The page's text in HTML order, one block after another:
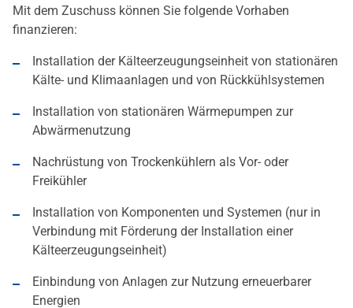
Mit dem Zuschuss können Sie folgende Vorhaben
finanzieren:
Installation der Kälteerzeugungseinheit von stationären
Kälte- und Klimaanlagen und von Rückkühlsystemen
Installation von stationären Wärmepumpen zur
Abwärmenutzung
Nachrüstung von Trockenkühlern als Vor- oder
Freikühler
Installation von Komponenten und Systemen (nur in
Verbindung mit Förderung der Installation einer
Kälteerzeugungseinheit)
Einbindung von Anlagen zur Nutzung erneuerbarer
Energien